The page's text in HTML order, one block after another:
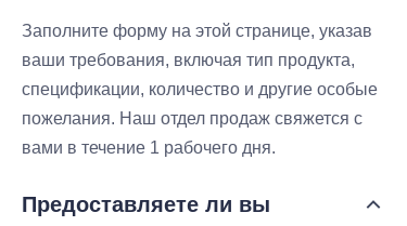
Заполните форму на этой странице, указав
ваши требования, включая тип продукта,
спецификации, количество и другие особые
пожелания. Наш отдел продаж свяжется с
вами в течение 1 рабочего дня.
Предоставляете ли вы